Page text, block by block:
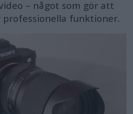
– något som gör att
funktioner.